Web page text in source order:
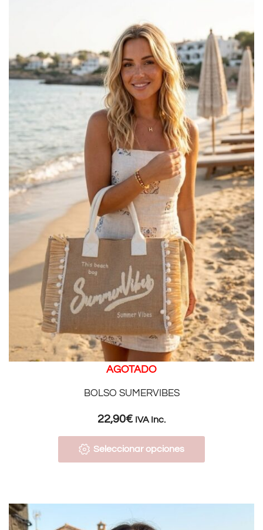
AGOTADO
BOLSO SUMERVIBES
22,90€ IVA Inc.
Seleccionar opciones